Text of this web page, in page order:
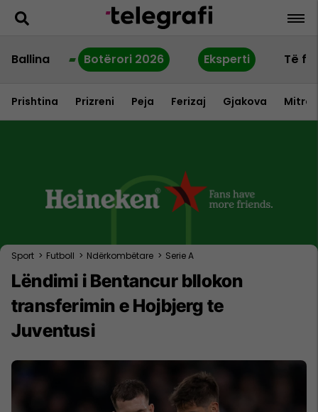
Ballina Botërori 2026 Eksperti Të
Prishtina Prizreni Peja Ferizaj Gjakova
Sport > Futboll > Ndërkombëtare > Serie A
Lëndimi i Bentancur bllokon
transferimin e Hojbjerg te
Juventusi